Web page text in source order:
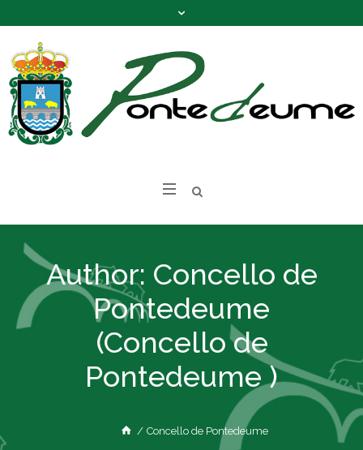
Author: Concello de
Pontedeume
(Concello de
Pontedeume )
/ Concello de Pontedeume